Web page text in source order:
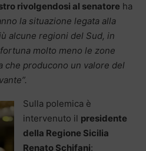
rivolgendosi al senatore ha
la situazione legata alla
alcune regioni del Sud, in
molto meno le zone
che producono un valore del
Sulla polemica è
intervenuto il presidente
della Regione Sicilia
Renato Schifani: